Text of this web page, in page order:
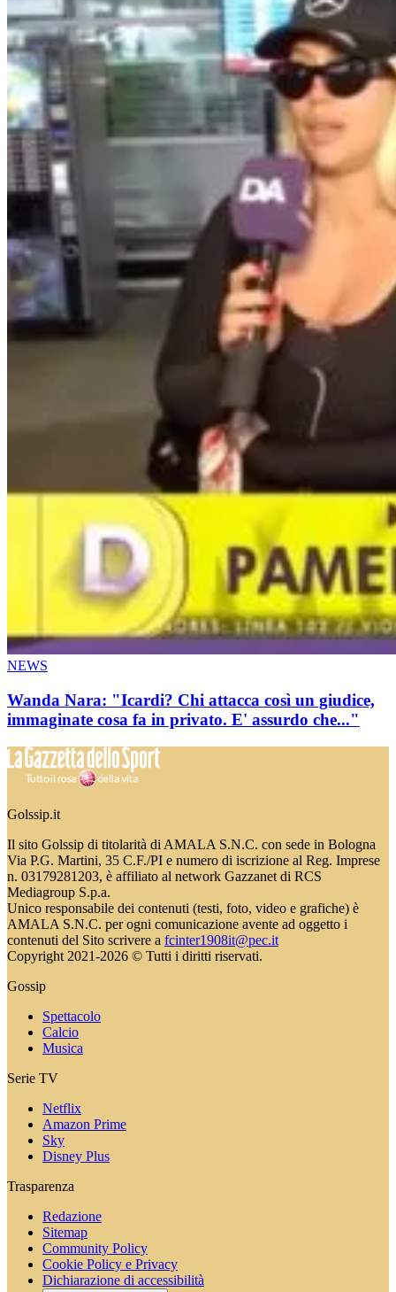
NEWS
Wanda Nara: "Icardi? Chi attacca così un giudice,
immaginate cosa fa in privato. E' assurdo che..."
Golssip.it
Il sito Golssip di titolarità di AMALA S.N.C. con sede in Bologna
Via P.G. Martini, 35 C.F./PI e numero di iscrizione al Reg. Imprese
n. 03179281203, è affiliato al network Gazzanet di RCS
Mediagroup S.p.a.
Unico responsabile dei contenuti (testi, foto, video e grafiche) è
AMALA S.N.C. per ogni comunicazione avente ad oggetto i
contenuti del Sito scrivere a fcinter1908it@pec.it
Copyright 2021-2026 © Tutti i diritti riservati.
Gossip
Spettacolo
Calcio
Musica
Serie TV
Netflix
Amazon Prime
Sky
Disney Plus
Trasparenza
Redazione
Sitemap
Community Policy
Cookie Policy e Privacy
Dichiarazione di accessibilità